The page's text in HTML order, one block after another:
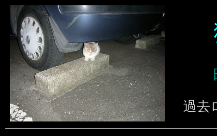
過去